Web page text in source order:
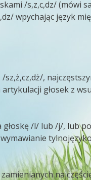
/s,z,c,dz/ (mówi
wpychając język
/sz,ż,cz,dż/,
głosek z
głoskę /l/ lub /j/, lub